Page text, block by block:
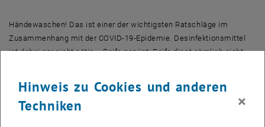
Händewaschen! Das ist einer der wichtigsten Ratschläge im
Zusammenhang mit der COVID-19-Epidemie. Desinfektionsmittel
ist dabei gar nicht nötig – Seife genügt. Seife dient nämlich nicht
Lipidmolekülen beseht. Außerdem hat die Hülle sogenannte
Hinweis zu Cookies und anderen
Techniken
×